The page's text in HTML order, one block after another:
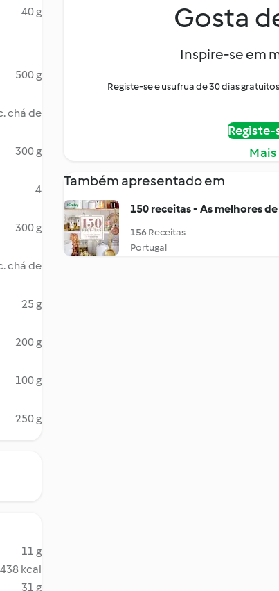
40 g
500 g
chá de
300 g
4
300 g
chá de
25 g
200 g
100 g
250 g
11 g
kcal
31 g
Gosta
Inspire-se em
Registe-se e usufrua de 30 dias
Também apresentado em
150 receitas - As melhores
156 Receitas
Portugal